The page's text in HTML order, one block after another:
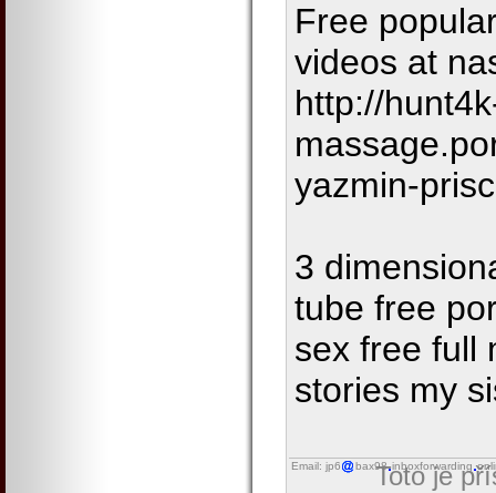
Free
videos at
http://
yazmin-
3
tube free
sex free full
stories my
Email: jp6 bax98 inboxforwarding
Toto je